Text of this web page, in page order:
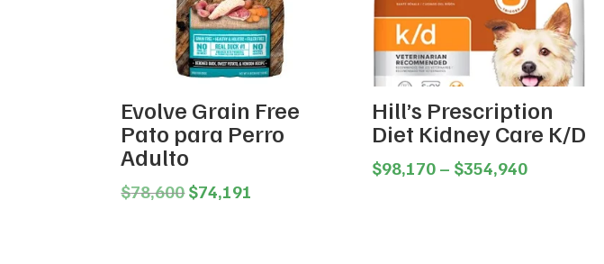
Evolve Grain Free
Pato para Perro
Adulto
$78,600Original
$74,191
Hill’s Prescription
Diet Kidney Care K/D
$98,170 – $354,940Price